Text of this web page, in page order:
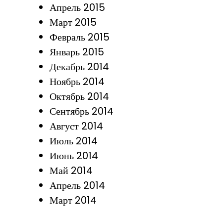
Апрель 2015
Март 2015
Февраль 2015
Январь 2015
Декабрь 2014
Ноябрь 2014
Октябрь 2014
Сентябрь 2014
Август 2014
Июль 2014
Июнь 2014
Май 2014
Апрель 2014
Март 2014